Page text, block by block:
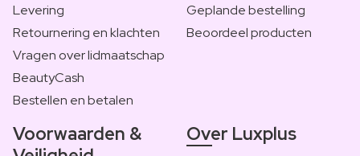
Levering
Retournering en klachten
Vragen over lidmaatschap
BeautyCash
Bestellen en betalen
Geplande bestelling
Beoordeel producten
Voorwaarden &
Over Luxplus